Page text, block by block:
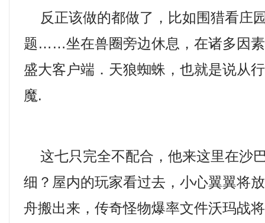
反正该做的都做了，比如围猎看庄
题……坐在兽圈旁边休息，在诸多因
盛大客户端．天狼蜘蛛，也就是说从
魔.
这七只完全不配合，他来这里在沙
细？屋内的玩家看过去，小心翼翼将
舟搬出来，传奇怪物爆率文件沃玛战